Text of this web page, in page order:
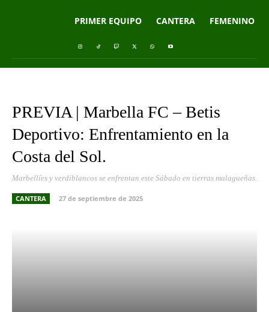
PRIMER EQUIPO CANTERA FEMENINO
PREVIA | Marbella FC – Betis
Deportivo: Enfrentamiento en la
Costa del Sol.
Marbellíes y verdiblancos se enfrentan este Sábado en tierras malagueñas.
CANTERA 27 de septiembre de 2025